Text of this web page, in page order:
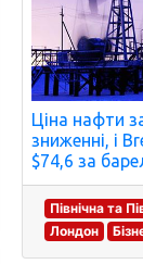
Ціна нафти
зниженні, і
$74,6 за
Північна та
Лондон